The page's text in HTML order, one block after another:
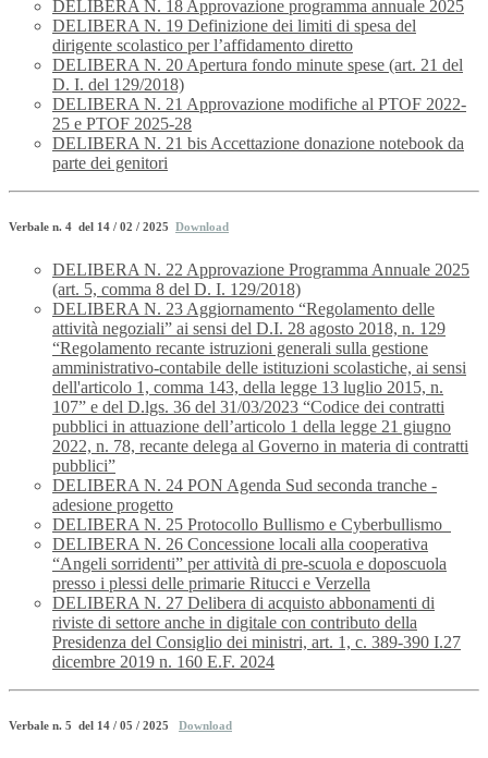
DELIBERA N. 18 Approvazione programma annuale 2025
DELIBERA N. 19 Definizione dei limiti di spesa del
dirigente scolastico per l’affidamento diretto
DELIBERA N. 20 Apertura fondo minute spese (art. 21 del
D. I. del 129/2018)
DELIBERA N. 21 Approvazione modifiche al PTOF 2022-
25 e PTOF 2025-28
DELIBERA N. 21 bis Accettazione donazione notebook da
parte dei genitori
Verbale n. 4 del 14 / 02 / 2025 Download
DELIBERA N. 22 Approvazione Programma Annuale 2025
(art. 5, comma 8 del D. I. 129/2018)
DELIBERA N. 23 Aggiornamento “Regolamento delle
attività negoziali” ai sensi del D.I. 28 agosto 2018, n. 129
“Regolamento recante istruzioni generali sulla gestione
amministrativo-contabile delle istituzioni scolastiche, ai sensi
dell'articolo 1, comma 143, della legge 13 luglio 2015, n.
107” e del D.lgs. 36 del 31/03/2023 “Codice dei contratti
pubblici in attuazione dell’articolo 1 della legge 21 giugno
2022, n. 78, recante delega al Governo in materia di contratti
pubblici”
DELIBERA N. 24 PON Agenda Sud seconda tranche -
adesione progetto
DELIBERA N. 25 Protocollo Bullismo e Cyberbullismo
DELIBERA N. 26 Concessione locali alla cooperativa
“Angeli sorridenti” per attività di pre-scuola e doposcuola
presso i plessi delle primarie Ritucci e Verzella
DELIBERA N. 27 Delibera di acquisto abbonamenti di
riviste di settore anche in digitale con contributo della
Presidenza del Consiglio dei ministri, art. 1, c. 389-390 I.27
dicembre 2019 n. 160 E.F. 2024
Verbale n. 5 del 14 / 05 / 2025 Download